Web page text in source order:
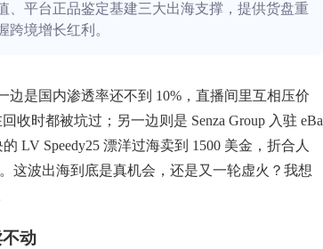
平台正品鉴定基建三大出海支撑，提供货盘重
境增长红利。
是国内渗透率还不到 10%，直播间里互相压价
收时都被坑过；另一边则是 Senza Group 入驻 eBa
LV Speedy25 漂洋过海卖到 1500 美金，折合人
这波出海到底是真机会，还是又一轮虚火？我想
动